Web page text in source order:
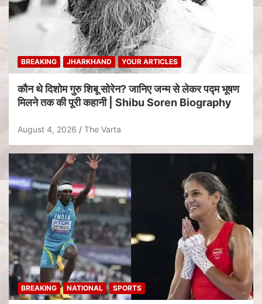
BREAKING JHARKHAND YOUR ARTICLES
कौन थे दिशोम गुरु शिबू सोरेन? जानिए जन्म से लेकर पद्म भूषण
मिलने तक की पूरी कहानी | Shibu Soren Biography
August 4, 2026 The Varta
BREAKING NATIONAL SPORTS